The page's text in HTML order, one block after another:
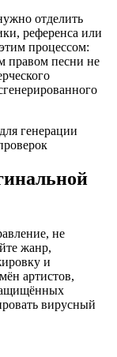
отделить
референса или
процессом:
правом песни не
не
жанр,
и
артистов,
вирусный